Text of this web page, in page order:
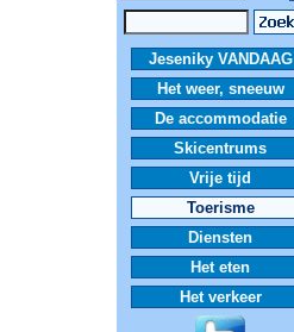
Jeseniky VANDAAG
Het weer, sneeuw
De accommodatie
Skicentrums
Vrije tijd
Toerisme
Diensten
Het eten
Het verkeer